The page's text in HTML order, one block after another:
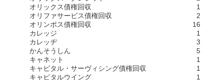
オリックス債権回収
1
オリファサービス債権回収
2
オリンポス債権回収
16
カレッジ
1
カレッヂ
3
かんそうしん
5
キャネット
1
キャピタル・サーヴィシング債権回収
1
キャピタルウイング
1